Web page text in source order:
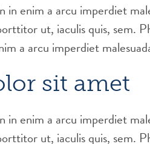
in enim a arcu imperdiet
ut, iaculis quis, sem.
a arcu imperdiet
sit amet
in enim a arcu imperdiet
ut, iaculis quis, sem.